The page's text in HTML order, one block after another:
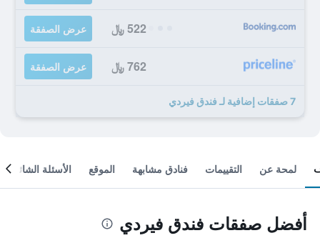
522 ﷼ عرض الصفقة
762 ﷼ عرض الصفقة
7 صفقات إضافية لـ فندق فيردي
لمحة عن التقييمات فنادق مشابهة الموقع الأسئلة الشائعة
أفضل صفقات فندق فيردي